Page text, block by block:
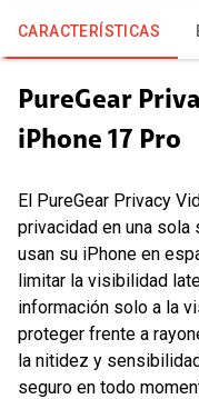
CARACTERÍSTICAS
PureGear
iPhone 17 Pro
El PureGear Privacy
privacidad en una sola
usan su iPhone en
limitar la visibilidad
información solo a la
proteger frente a
la nitidez y
seguro en todo